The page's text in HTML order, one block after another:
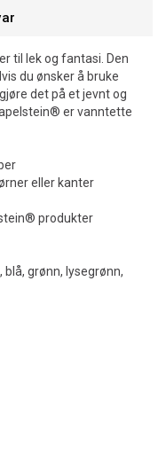
til lek og fantasi. Den
du ønsker å bruke
det på et jevnt og
er vanntette
eller kanter
produkter
grønn, lysegrønn,